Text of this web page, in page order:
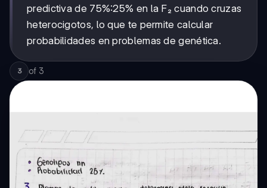
predictiva de 75%:25% en la F₂ cuando cruzas
heterocigotos, lo que te permite calcular
probabilidades en problemas de genética.
3 of 3